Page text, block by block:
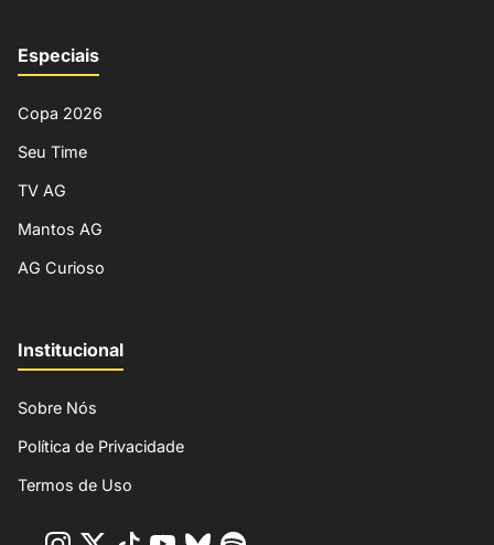
Especiais
Copa 2026
Seu Time
TV AG
Mantos AG
AG Curioso
Institucional
Sobre Nós
Política de Privacidade
Termos de Uso